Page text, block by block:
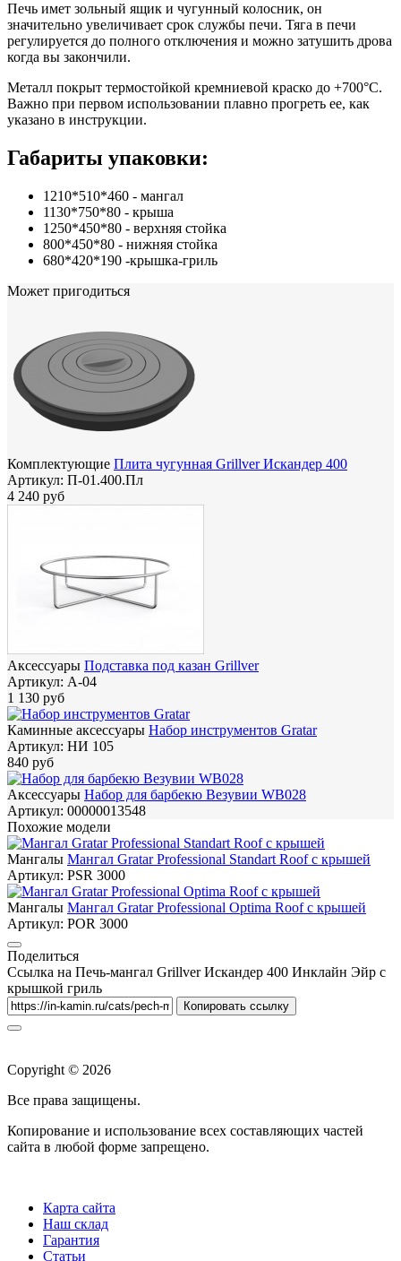
Печь имет зольный ящик и чугунный колосник, он
значительно увеличивает срок службы печи. Тяга в печи
регулируется до полного отключения и можно затушить дрова
когда вы закончили.
Металл покрыт термостойкой кремниевой краско до +700°С.
Важно при первом использовании плавно прогреть ее, как
указано в инструкции.
Габариты упаковки:
1210*510*460 - мангал
1130*750*80 - крыша
1250*450*80 - верхняя стойка
800*450*80 - нижняя стойка
680*420*190 -крышка-гриль
Может пригодиться
Комплектующие Плита чугунная Grillver Искандер 400
Артикул: П-01.400.Пл
4 240 руб
Аксессуары Подставка под казан Grillver
Артикул: А-04
1 130 руб
Каминные аксессуары Набор инструментов Gratar
Артикул: НИ 105
840 руб
Аксессуары Набор для барбекю Везувии WB028
Артикул: 00000013548
Похожие модели
Мангалы Мангал Gratar Professional Standart Roof с крышей
Артикул: PSR 3000
Мангалы Мангал Gratar Professional Optima Roof с крышей
Артикул: POR 3000
Поделиться
Ссылка на Печь-мангал Grillver Искандер 400 Инклайн Эйр с
крышкой гриль
Копировать ссылку
Copyright © 2026
Все права защищены.
Копирование и использование всех составляющих частей
сайта в любой форме запрещено.
Карта сайта
Наш склад
Гарантия
Статьи